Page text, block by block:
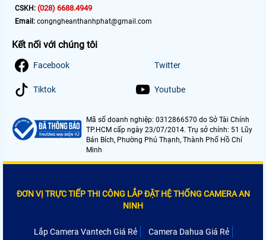
CSKH: (028) 6688.4949
Email: congngheanthanhphat@gmail.com
Kết nối với chúng tôi
Facebook Twitter
Tiktok Youtube
Mã số doanh nghiệp: 0312866570 do Sở Tài Chính
TP.HCM cấp ngày 23/07/2014. Trụ sở chính: 51 Lũy
Bán Bích, Phường Phú Thạnh, Thành Phố Hồ Chí
Minh
ĐƠN VỊ TRỰC TIẾP THI CÔNG LẮP ĐẶT HỆ THỐNG CAMERA AN
NINH
Lắp Camera Vantech Giá Rẻ Camera Dahua Giá Rẻ